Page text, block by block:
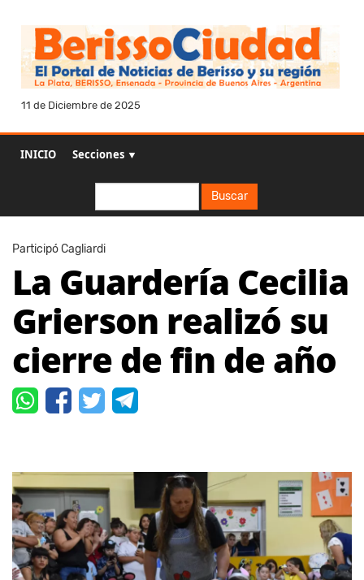
11 de Diciembre de 2025
INICIO Secciones ▼
Buscar
Participó Cagliardi
La Guardería Cecilia
Grierson realizó su
cierre de fin de año